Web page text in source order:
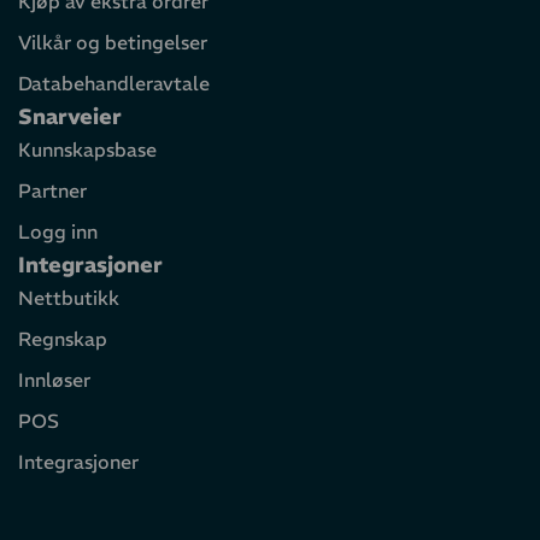
Vilkår og betingelser
Databehandleravtale
Snarveier
Kunnskapsbase
Partner
Logg inn
Integrasjoner
Nettbutikk
Regnskap
Innløser
POS
Integrasjoner